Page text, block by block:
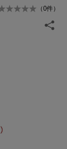
（0件）